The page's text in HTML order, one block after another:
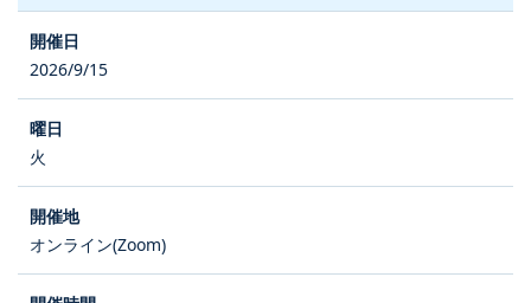
2026/9/15
火
オンライン(Zoom)